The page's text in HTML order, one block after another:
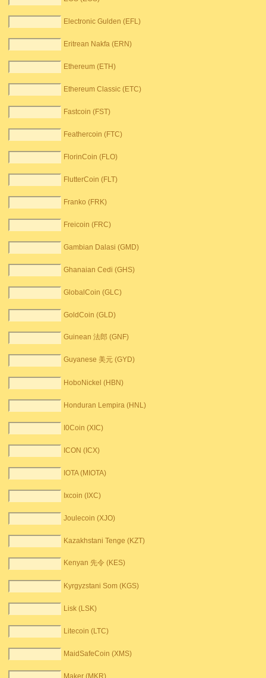
Electronic Gulden (EFL)
Eritrean Nakfa (ERN)
Ethereum (ETH)
Ethereum Classic (ETC)
Fastcoin (FST)
Feathercoin (FTC)
FlorinCoin (FLO)
FlutterCoin (FLT)
Franko (FRK)
Freicoin (FRC)
Gambian Dalasi (GMD)
Ghanaian Cedi (GHS)
GlobalCoin (GLC)
GoldCoin (GLD)
Guinean 法郎 (GNF)
Guyanese 美元 (GYD)
HoboNickel (HBN)
Honduran Lempira (HNL)
I0Coin (XIC)
ICON (ICX)
IOTA (MIOTA)
Ixcoin (IXC)
Joulecoin (XJO)
Kazakhstani Tenge (KZT)
Kenyan 先令 (KES)
Kyrgyzstani Som (KGS)
Lisk (LSK)
Litecoin (LTC)
MaidSafeCoin (XMS)